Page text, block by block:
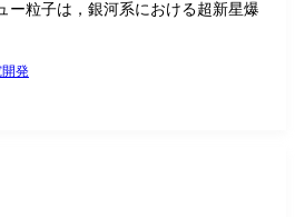
ー粒子は，銀河系における超新星爆
発